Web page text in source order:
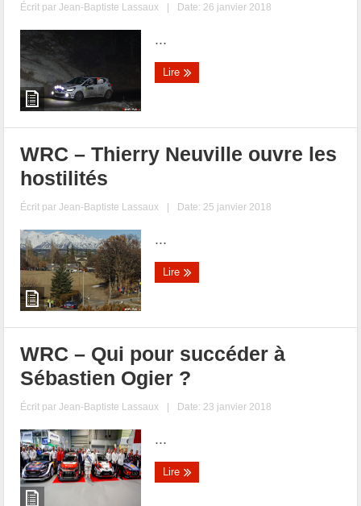
Écrit parJean-Baptiste Lassaux | Date: 26 janvier 2018
...
Lire
WRC – Thierry Neuville ouvre les
hostilités
Écrit parJean-Baptiste Lassaux | Date: 25 janvier 2018
...
Lire
WRC – Qui pour succéder à
Sébastien Ogier ?
Écrit parJean-Baptiste Lassaux | Date: 23 janvier 2018
...
Lire